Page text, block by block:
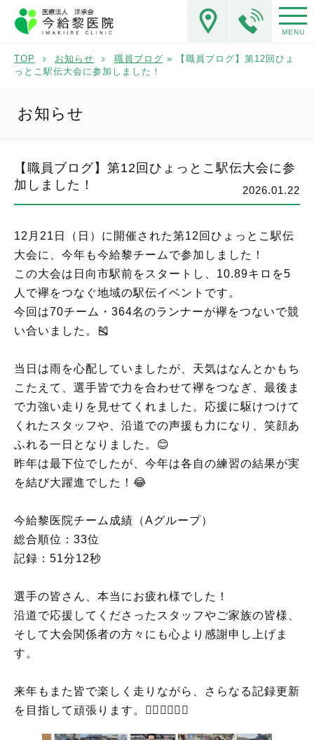
MENU
TOP お知らせ 職員ブログ » 【職員ブログ】第12回ひょ
っとこ駅伝大会に参加しました！
お知らせ
【職員ブログ】第12回ひょっとこ駅伝大会に参
加しました！
2026.01.22
12月21日（日）に開催された第12回ひょっとこ駅伝
大会に、今年も今給黎チームで参加しました！
この大会は日向市駅前をスタートし、10.89キロを5
人で襷をつなぐ地域の駅伝イベントです。
今回は70チーム・364名のランナーが襷をつないで競
い合いました。🎽
当日は雨を心配していましたが、天気はなんとかもち
こたえて、選手皆で力を合わせて襷をつなぎ、最後ま
で力強い走りを見せてくれました。応援に駆けつけて
くれたスタッフや、沿道での声援も力になり、笑顔あ
ふれる一日となりました。😊
昨年は最下位でしたが、今年は各自の練習の結果が実
を結び大躍進でした！😂
今給黎医院チーム成績（Aグループ）
総合順位：33位
記録：51分12秒
選手の皆さん、本当にお疲れ様でした！
沿道で応援してくださったスタッフやご家族の皆様、
そして大会関係者の方々にも心より感謝申し上げま
す。
来年もまた皆で楽しく走りながら、さらなる記録更新
を目指して頑張ります。🏃‍♀️🏃🏻‍♂️✨